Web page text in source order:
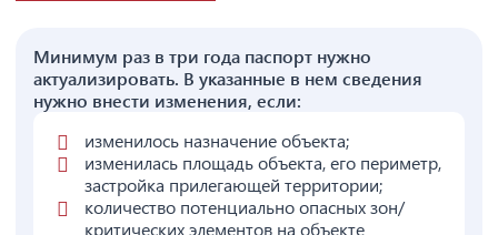
Минимум раз в три года паспорт нужно
актуализировать. В указанные в нем сведения
нужно внести изменения, если:
изменилось назначение объекта;
изменилась площадь объекта, его периметр,
застройка прилегающей территории;
количество потенциально опасных зон/
критических элементов на объекте